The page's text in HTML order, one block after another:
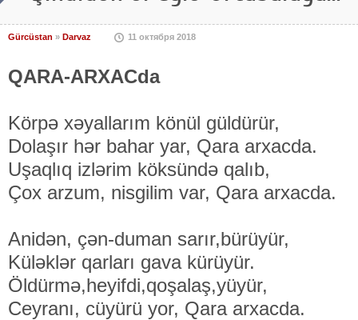
Gürcüstan » Darvaz 11 октября 2018
QARA-ARXACda
Körpə xəyallarım könül güldürür,
Dolaşır hər bahar yar, Qara arxacda.
Uşaqlıq izlərim köksündə qalıb,
Çox arzum, nisgilim var, Qara arxacda.
Anidən, çən-duman sarır,bürüyür,
Küləklər qarları gava kürüyür.
Öldürmə,heyifdi,qoşalaş,yüyür,
Ceyranı, cüyürü yor, Qara arxacda.